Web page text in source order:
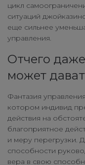
цикл
ситуаций
еще сильнее
управления.
Отчего
может
Фантазия
котором индивид
действия на
благоприятное
и меру перегрузки.
способности
вера в свою